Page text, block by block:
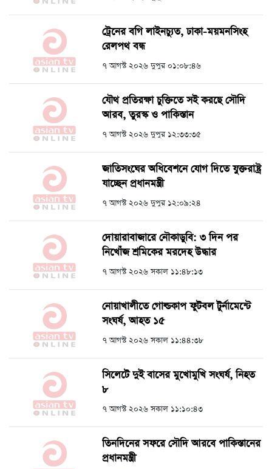
ট্রেনের বগি লাইনচ্যুত, ঢাকা-ময়মনসিংহ
রেলপথ বন্ধ
৭ আগস্ট ২০২৬ দুপুর ০১:০৮:৪৬
যৌথ প্রতিরক্ষা চুক্তিতে সই করছে সৌদি
আরব, তুরস্ক ও পাকিস্তান
৭ আগস্ট ২০২৬ দুপুর ১২:৩৩:৩৫
জাতিসংঘের অধিবেশনে যোগ দিতে যুক্তরাষ্ট্র
যাচ্ছেন প্রধানমন্ত্রী
৭ আগস্ট ২০২৬ দুপুর ১২:০৯:২৪
দোয়ারাবাজারে নৌকাডুবি: ৩ দিন পর
নিখোঁজ শ্রমিকের মরদেহ উদ্ধার
৭ আগস্ট ২০২৬ সকাল ১১:৪৮:১৩
নোয়াখালীতে গোল্ডকাপ ফুটবল টুর্নামেন্টে
সংঘর্ষ, আহত ১৫
৭ আগস্ট ২০২৬ সকাল ১১:৪৪:৩৮
সিলেটে দুই বাসের মুখোমুখি সংঘর্ষ, নিহত
৮
৭ আগস্ট ২০২৬ সকাল ১১:১০:৪৩
তিনদিনের সফরে সৌদি আরবে পাকিস্তানের
প্রধানমন্ত্রী